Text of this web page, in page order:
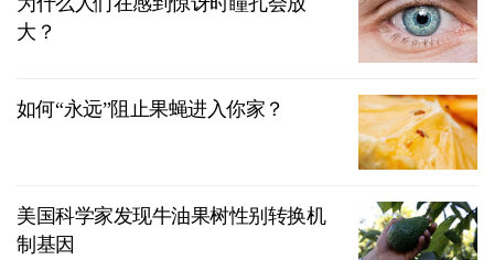
大？
如何“永远”阻止果蝇进入你家？
美国科学家发现牛油果树性别转换机
制基因